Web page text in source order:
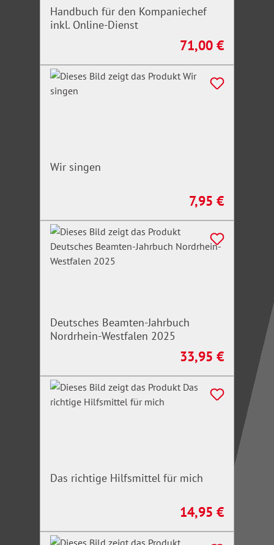
Handbuch für den Kompaniechef
inkl. Online-Dienst
Regulärer Preis:
71,00 €
Wir singen
Regulärer Preis:
7,95 €
Deutsches Beamten-Jahrbuch
Nordrhein-Westfalen 2025
Regulärer Preis:
33,95 €
Das richtige Hilfsmittel für mich
Regulärer Preis:
14,95 €